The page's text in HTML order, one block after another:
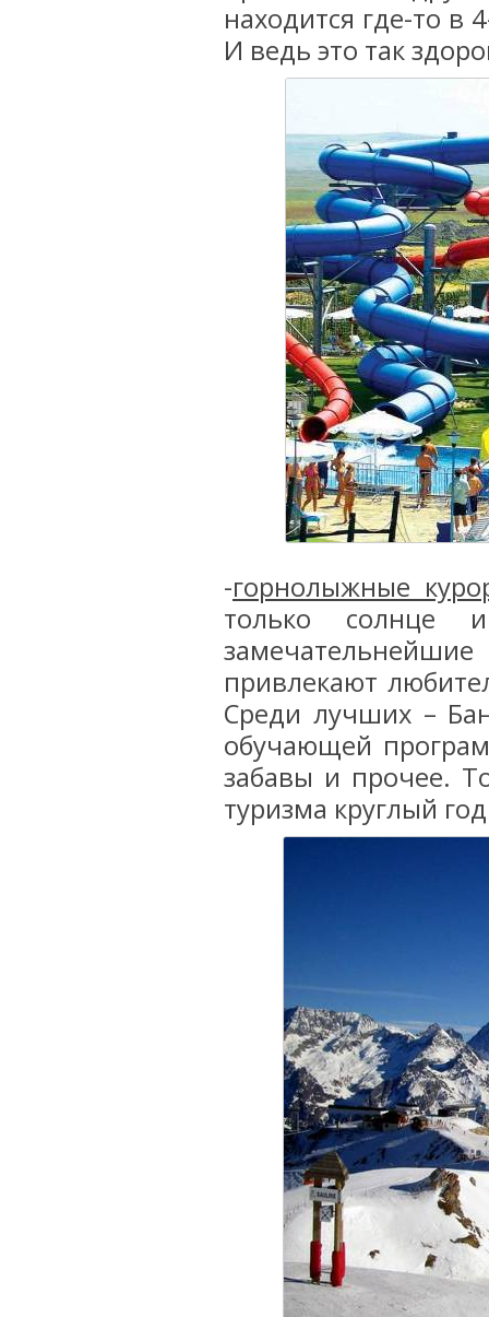
находится где-то в
И ведь это так
-горнолыжные
только солнце
привлекают
Среди лучших –
обучающей
забавы и прочее.
туризма круглый